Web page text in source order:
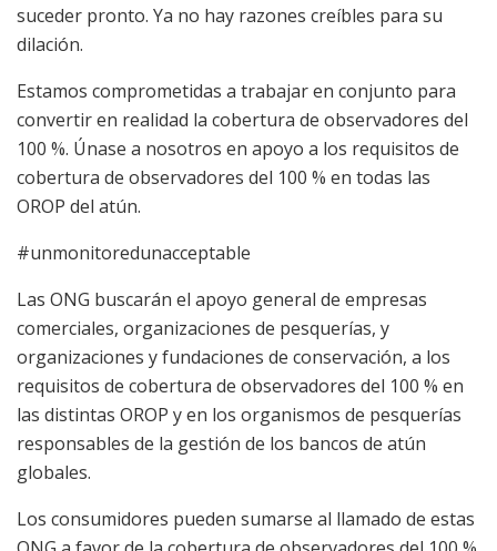
suceder pronto. Ya no hay razones creíbles para su
dilación.
Estamos comprometidas a trabajar en conjunto para
convertir en realidad la cobertura de observadores del
100 %. Únase a nosotros en apoyo a los requisitos de
cobertura de observadores del 100 % en todas las
OROP del atún.
#unmonitoredunacceptable
Las ONG buscarán el apoyo general de empresas
comerciales, organizaciones de pesquerías, y
organizaciones y fundaciones de conservación, a los
requisitos de cobertura de observadores del 100 % en
las distintas OROP y en los organismos de pesquerías
responsables de la gestión de los bancos de atún
globales.
Los consumidores pueden sumarse al llamado de estas